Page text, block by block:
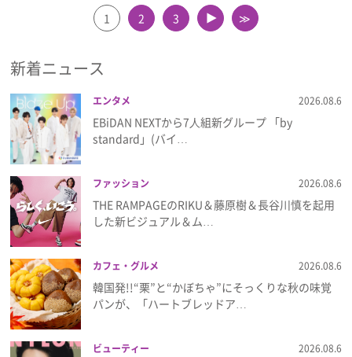
1 2 3 ▲ ≫
新着ニュース
エンタメ 2026.08.6
EBiDAN NEXTから7⼈組新グループ 「by
standard」(バイ…
ファッション 2026.08.6
THE RAMPAGEのRIKU＆藤原樹＆長谷川慎を起用
した新ビジュアル＆ム…
カフェ・グルメ 2026.08.6
韓国発!!“栗”と“かぼちゃ”にそっくりな秋の味覚
パンが、「ハートブレッドア…
ビューティー 2026.08.6